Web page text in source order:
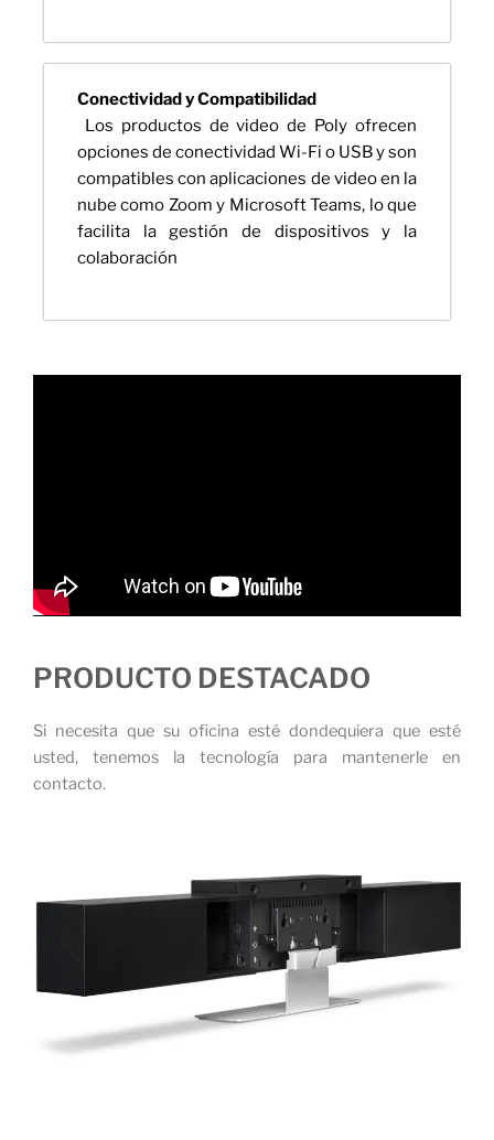
Conectividad y Compatibilidad
Los productos de video de Poly ofrecen
opciones de conectividad Wi-Fi o USB y son
compatibles con aplicaciones de video en la
nube como Zoom y Microsoft Teams, lo que
facilita la gestión de dispositivos y la
colaboración
PRODUCTO DESTACADO
Si necesita que su oficina esté dondequiera que esté
usted, tenemos la tecnología para mantenerle en
contacto.